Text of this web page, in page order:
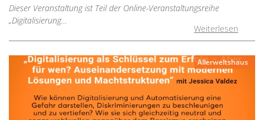
Dieser Veranstaltung ist Teil der Online-Veranstaltungsreihe
„Digitalisierung…
Weiterlesen
Allerweltshaus